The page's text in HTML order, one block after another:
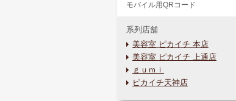
モバイル用QRコード
系列店舗
美容室 ピカイチ 本店
美容室 ピカイチ 上通店
ｇｕｍｉ
ピカイチ天神店